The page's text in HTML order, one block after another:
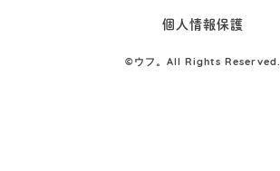
個人情報保護
©ウフ。All Rights Reserved.